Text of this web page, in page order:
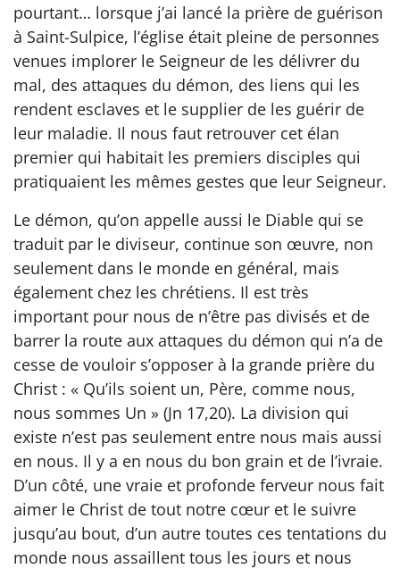
pourtant… lorsque j’ai lancé la prière de guérison
à Saint-Sulpice, l’église était pleine de personnes
venues implorer le Seigneur de les délivrer du
mal, des attaques du démon, des liens qui les
rendent esclaves et le supplier de les guérir de
leur maladie. Il nous faut retrouver cet élan
premier qui habitait les premiers disciples qui
pratiquaient les mêmes gestes que leur Seigneur.
Le démon, qu’on appelle aussi le Diable qui se
traduit par le diviseur, continue son œuvre, non
seulement dans le monde en général, mais
également chez les chrétiens. Il est très
important pour nous de n’être pas divisés et de
barrer la route aux attaques du démon qui n’a de
cesse de vouloir s’opposer à la grande prière du
Christ : « Qu’ils soient un, Père, comme nous,
nous sommes Un » (Jn 17,20). La division qui
existe n’est pas seulement entre nous mais aussi
en nous. Il y a en nous du bon grain et de l’ivraie.
D’un côté, une vraie et profonde ferveur nous fait
aimer le Christ de tout notre cœur et le suivre
jusqu’au bout, d’un autre toutes ces tentations du
monde nous assaillent tous les jours et nous